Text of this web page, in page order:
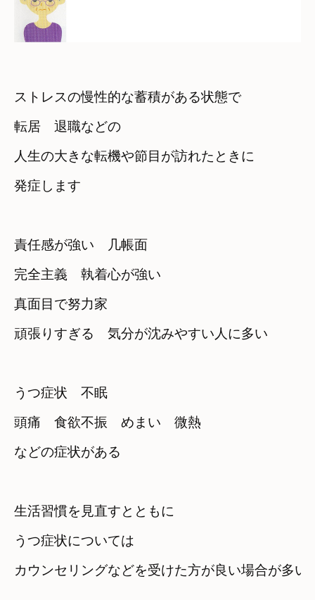
ストレスの慢性的な蓄積がある状態で
転居　退職などの
人生の大きな転機や節目が訪れたときに
発症します
責任感が強い　几帳面
完全主義　執着心が強い
真面目で努力家
頑張りすぎる　気分が沈みやすい人に多い
うつ症状　不眠
頭痛　食欲不振　めまい　微熱
などの症状がある
生活習慣を見直すとともに
うつ症状については
カウンセリングなどを受けた方が良い場合が多い